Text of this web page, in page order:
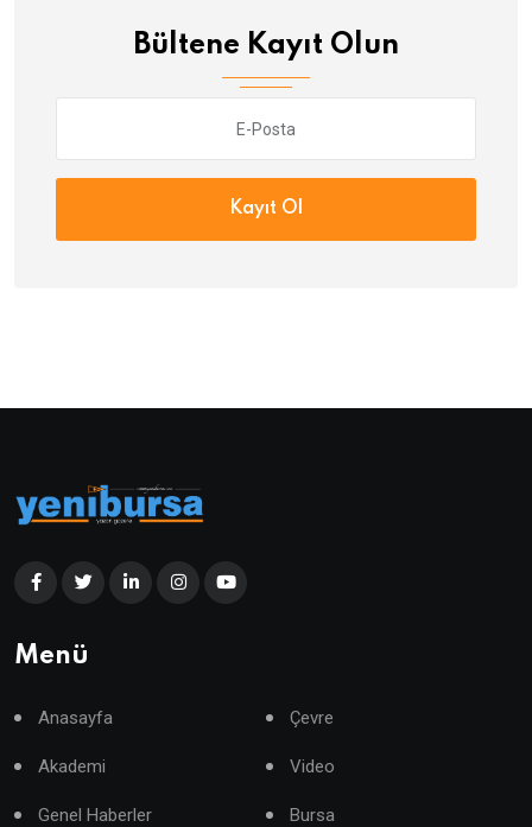
Bültene Kayıt Olun
Kayıt Ol
Menü
Anasayfa Çevre
Akademi Video
Genel Haberler Bursa